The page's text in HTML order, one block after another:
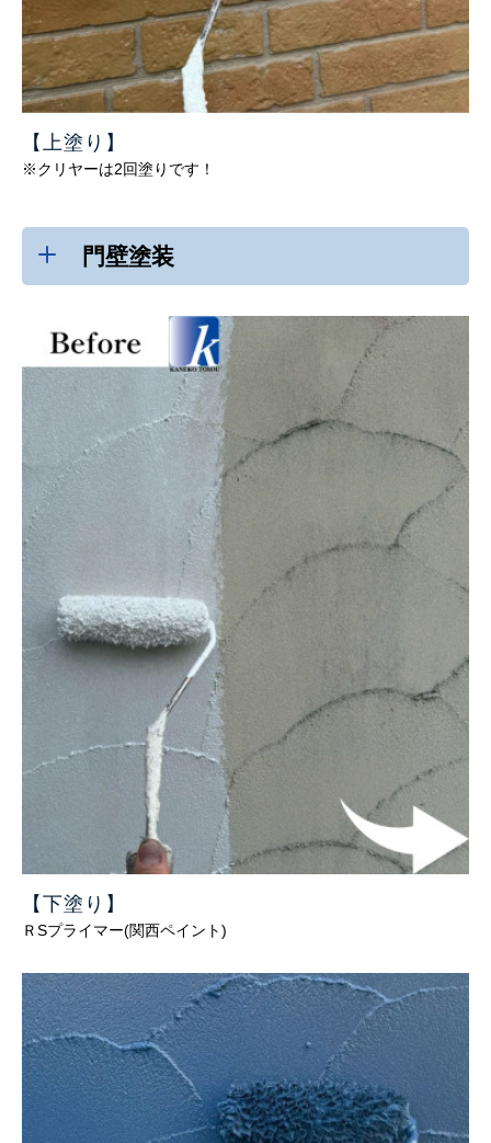
【上塗り 】
※クリヤーは2回塗りです！
門壁塗装
【下塗り 】
ＲSプライマー(関西ペイント)